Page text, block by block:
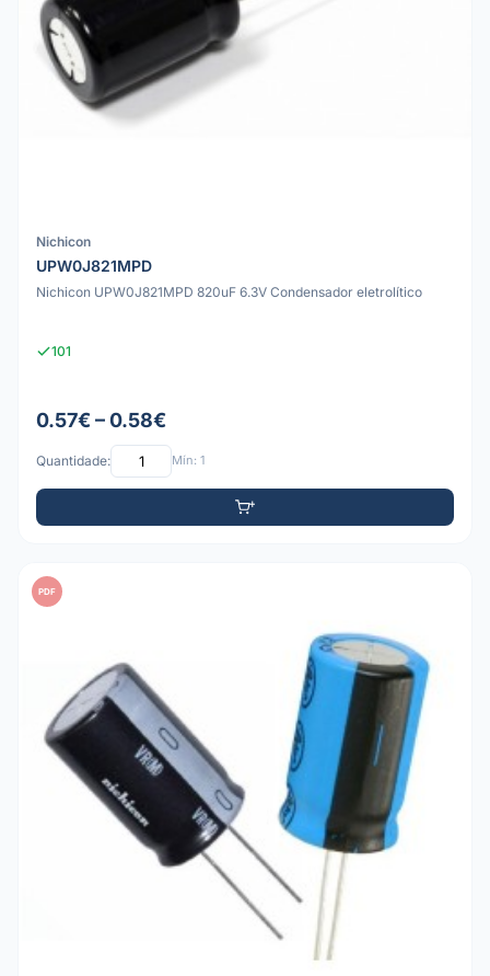
Nichicon
UPW0J821MPD
Nichicon UPW0J821MPD 820uF 6.3V Condensador eletrolítico
101
0.57€ – 0.58€
Quantidade: Mín: 1
PDF